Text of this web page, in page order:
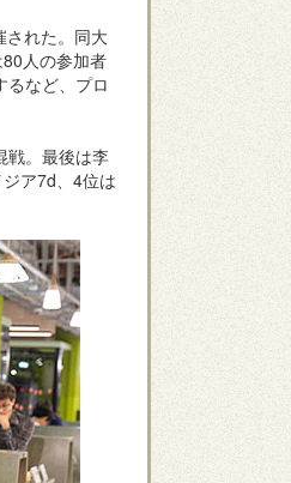
された。同大
人の参加者
るなど、プロ
戦。最後は李
ア7d、4位は